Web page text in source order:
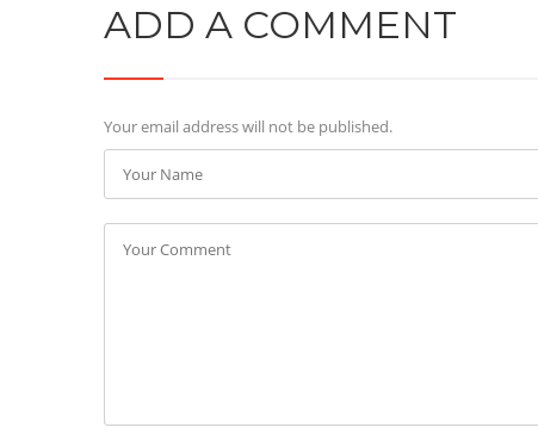
ADD A COMMENT
Your email address will not be published.